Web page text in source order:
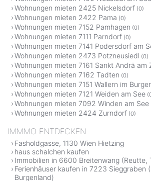
Wohnungen mieten 2425 Nickelsdorf (0)
Wohnungen mieten 2422 Pama (0)
Wohnungen mieten 7152 Pamhagen (0)
Wohnungen mieten 7111 Parndorf (0)
Wohnungen mieten 7141 Podersdorf am
Wohnungen mieten 2473 Potzneusiedl (0)
Wohnungen mieten 7161 Sankt Andrä am
Wohnungen mieten 7162 Tadten (0)
Wohnungen mieten 7151 Wallern im
Wohnungen mieten 7121 Weiden am See
Wohnungen mieten 7092 Winden am See
Wohnungen mieten 2424 Zurndorf (0)
IMMMO ENTDECKEN
Fasholdgasse, 1130 Wien Hietzing
haus schalchen kaufen
Immobilien in 6600 Breitenwang (Reutte,
Ferienhäuser kaufen in 7223 Sieggraben
Burgenland)